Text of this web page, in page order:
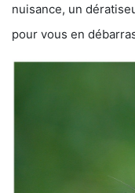
nuisance, un
pour vous en